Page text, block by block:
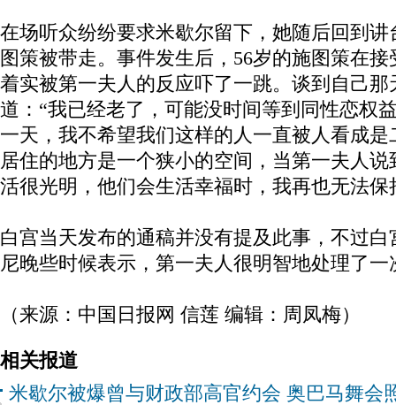
在场听众纷纷要求米歇尔留下，她随后回到
图策被带走。事件发生后，56岁的施图策在
着实被第一夫人的反应吓了一跳。谈到自己
道：“我已经老了，可能没时间等到同性恋权
一天，我不希望我们这样的人一直被人看成
居住的地方是一个狭小的空间，当第一夫人
活很光明，他们会生活幸福时，我再也无法保
白宫当天发布的通稿并没有提及此事，不过白
尼晚些时候表示，第一夫人很明智地处理了一
（来源：中国日报网 信莲 编辑：周凤梅）
相关报道
米歇尔被爆曾与财政部高官约会 奥巴马舞会